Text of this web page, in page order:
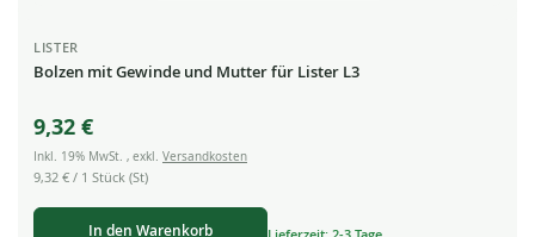
LISTER
Bolzen mit Gewinde und Mutter für Lister L3
9,32 €
Inkl. 19% MwSt. , exkl. Versandkosten
9,32 € / 1 Stück (St)
In den Warenkorb